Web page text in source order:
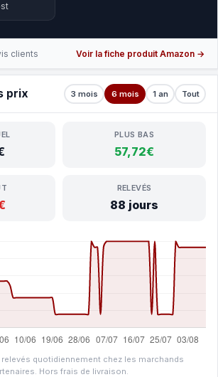
clients Voir la fiche produit Amazon →
prix 3 mois 6 mois 1 an Tout
PLUS BAS
57,72€
RELEVÉS
88 jours
quotidiennement chez les marchands
Hors frais de livraison.